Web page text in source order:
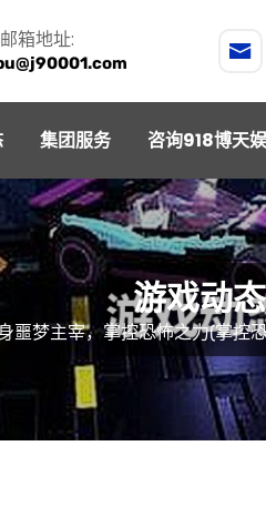
箱地址:
集团服务 咨询918博天
游戏动态
噩梦主宰，掌控恐怖之力(掌控